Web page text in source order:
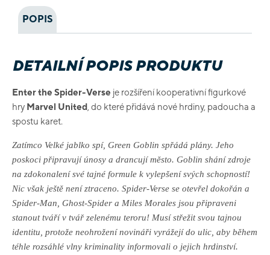
POPIS
DETAILNÍ POPIS PRODUKTU
Enter the Spider-Verse je rozšíření kooperativní figurkové
hry Marvel United , do které přidává nové hrdiny, padoucha a
spostu karet.
Zatímco Velké jablko spí, Green Goblin spřádá plány. Jeho
poskoci připravují únosy a drancují město. Goblin shání zdroje
na zdokonalení své tajné formule k vylepšení svých schopností!
Nic však ještě není ztraceno. Spider-Verse se otevřel dokořán a
Spider-Man, Ghost-Spider a Miles Morales jsou připraveni
stanout tváří v tvář zelenému teroru! Musí střežit svou tajnou
identitu, protože neohrožení novináři vyrážejí do ulic, aby během
téhle rozsáhlé vlny kriminality informovali o jejich hrdinství.